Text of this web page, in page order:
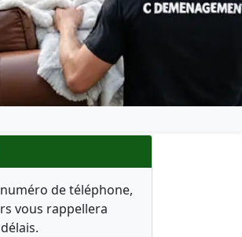
de téléphone,
vous rappellera